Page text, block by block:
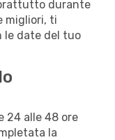
durante
migliori, ti
le date del tuo
24 alle 48 ore
la